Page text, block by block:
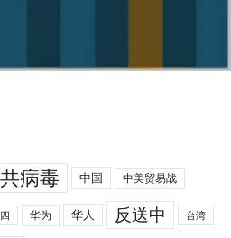
病毒 中国 中美贸易战
华为 华人 反送中 台湾